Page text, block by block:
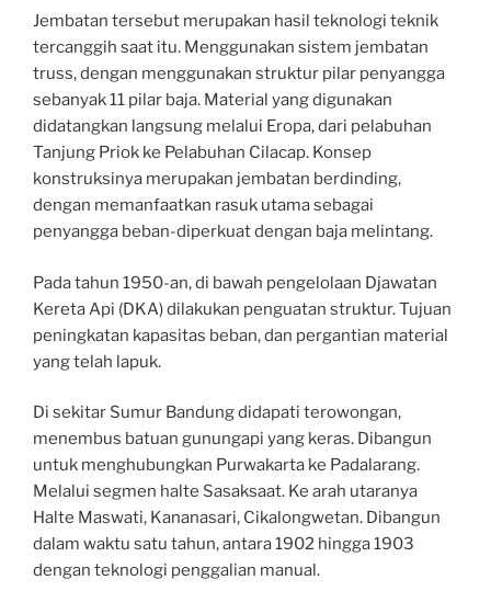
Jembatan tersebut merupakan hasil teknologi teknik
tercanggih saat itu. Menggunakan sistem jembatan
truss, dengan menggunakan struktur pilar penyangga
sebanyak 11 pilar baja. Material yang digunakan
didatangkan langsung melalui Eropa, dari pelabuhan
Tanjung Priok ke Pelabuhan Cilacap. Konsep
konstruksinya merupakan jembatan berdinding,
dengan memanfaatkan rasuk utama sebagai
penyangga beban-diperkuat dengan baja melintang.
Pada tahun 1950-an, di bawah pengelolaan Djawatan
Kereta Api (DKA) dilakukan penguatan struktur. Tujuan
peningkatan kapasitas beban, dan pergantian material
yang telah lapuk.
Di sekitar Sumur Bandung didapati terowongan,
menembus batuan gunungapi yang keras. Dibangun
untuk menghubungkan Purwakarta ke Padalarang.
Melalui segmen halte Sasaksaat. Ke arah utaranya
Halte Maswati, Kananasari, Cikalongwetan. Dibangun
dalam waktu satu tahun, antara 1902 hingga 1903
dengan teknologi penggalian manual.